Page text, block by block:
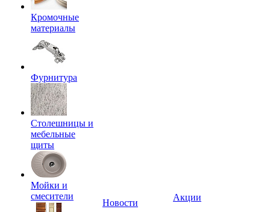
Кромочные
материалы
Фурнитура
Столешницы и
мебельные
щиты
Мойки и
смесители
Новости
Акции